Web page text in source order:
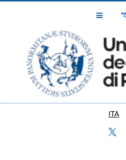
Toggle
ITA